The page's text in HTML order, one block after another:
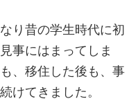
り昔の学生時代に初
事にはまってしま
、移住した後も、事
けてきました。